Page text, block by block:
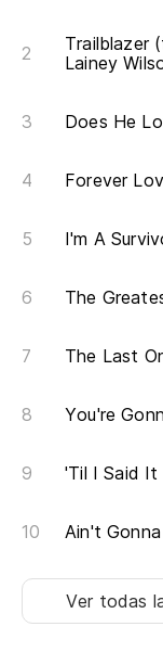
Trailblazer
Lainey
Does He
Forever
I'm A
The
The Last
You're
'Til I Said It
Ain't
Ver todas